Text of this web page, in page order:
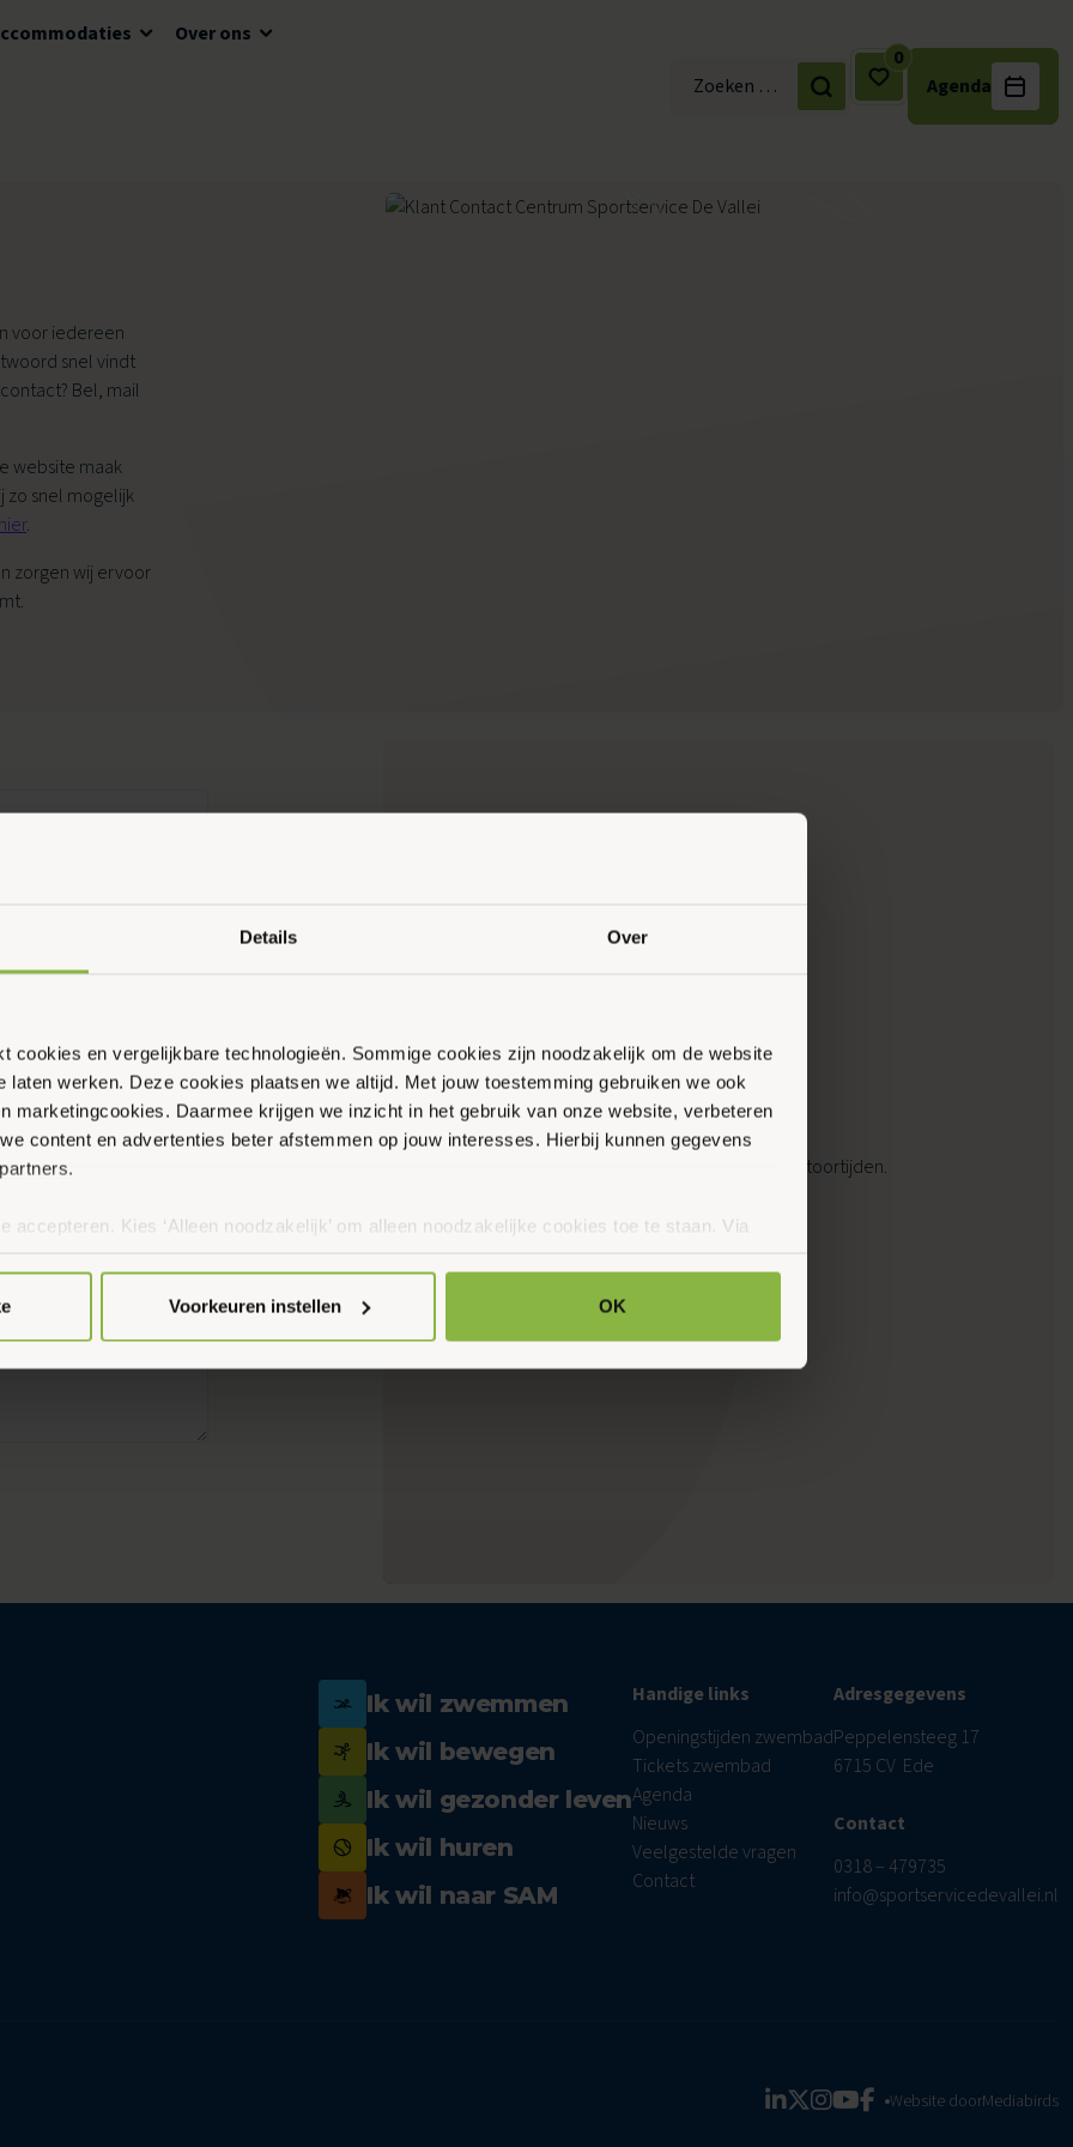
Details Over
cookies en vergelijkbare technologieën. Sommige cookies zijn noodzakelijk om de website
laten werken. Deze cookies plaatsen we altijd. Met jouw toestemming gebruiken we ook
marketingcookies. Daarmee krijgen we inzicht in het gebruik van onze website, verbeteren
content en advertenties beter afstemmen op jouw interesses. Hierbij kunnen gegevens
accepteren. Kies ‘Alleen noodzakelijk’ om alleen noodzakelijke cookies toe te staan. Via
Voorkeuren instellen OK
Aangepast sporten
Over ons
Zoek naar:
0
Agenda
voor iedereen
snel vindt
Bel, mail
website maak
zo snel mogelijk
.
zorgen wij ervoor
0318 – 479735
Buiten kantooruren
Bereikbaarheid in geval van nood buiten kantoortijden.
06 – 20181927
Ik wil zwemmen
Ik wil bewegen
Ik wil gezonder leven
Ik wil huren
Ik wil naar SAM
Handige links
Openingstijden zwembad
Tickets zwembad
Agenda
Nieuws
Veelgestelde vragen
Contact
Adresgegevens
Peppelensteeg 17
6715 CV Ede
Contact
0318 – 479735
info@sportservicedevallei.nl
Website doorMediabirds